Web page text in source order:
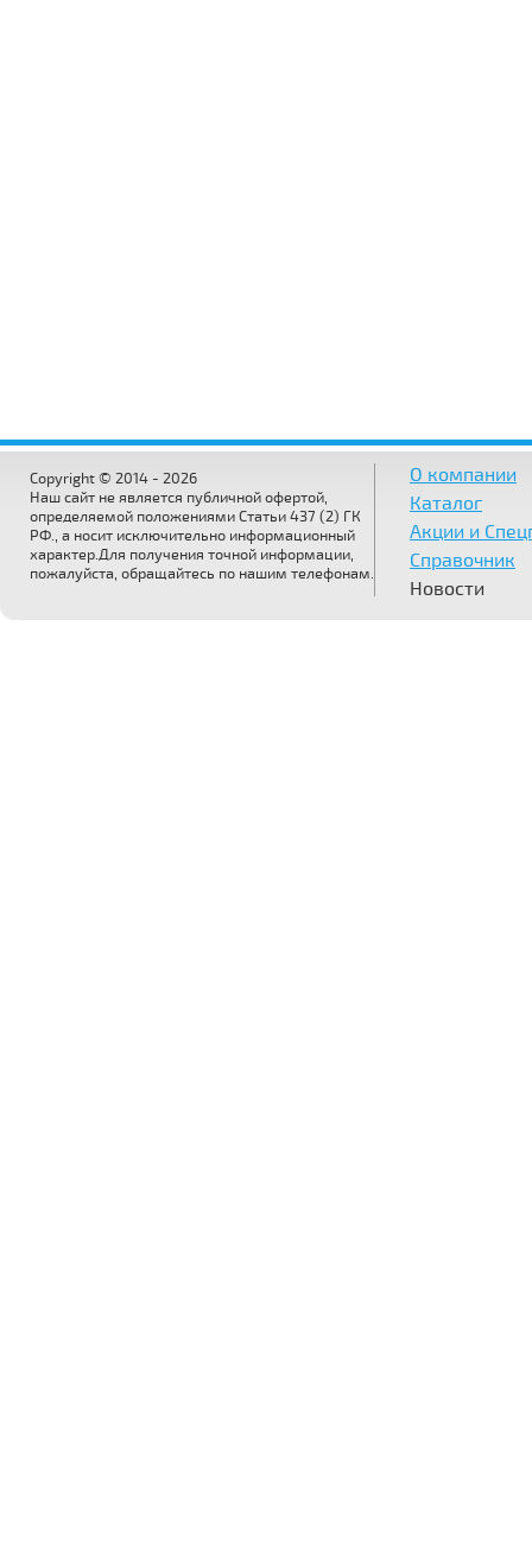
Copyright © 2014 - 2026
Наш сайт не является публичной офертой,
определяемой положениями Статьи 437 (2) ГК
РФ., а носит исключительно информационный
характер.Для получения точной информации,
пожалуйста, обращайтесь по нашим телефонам.
О компании
Каталог
Акции и
Справочник
Новости